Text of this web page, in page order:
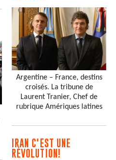
Argentine – France, destins
croisés. La tribune de
Laurent Tranier, Chef de
rubrique Amériques latines
IRAN C'EST UNE
RÉVOLUTION!